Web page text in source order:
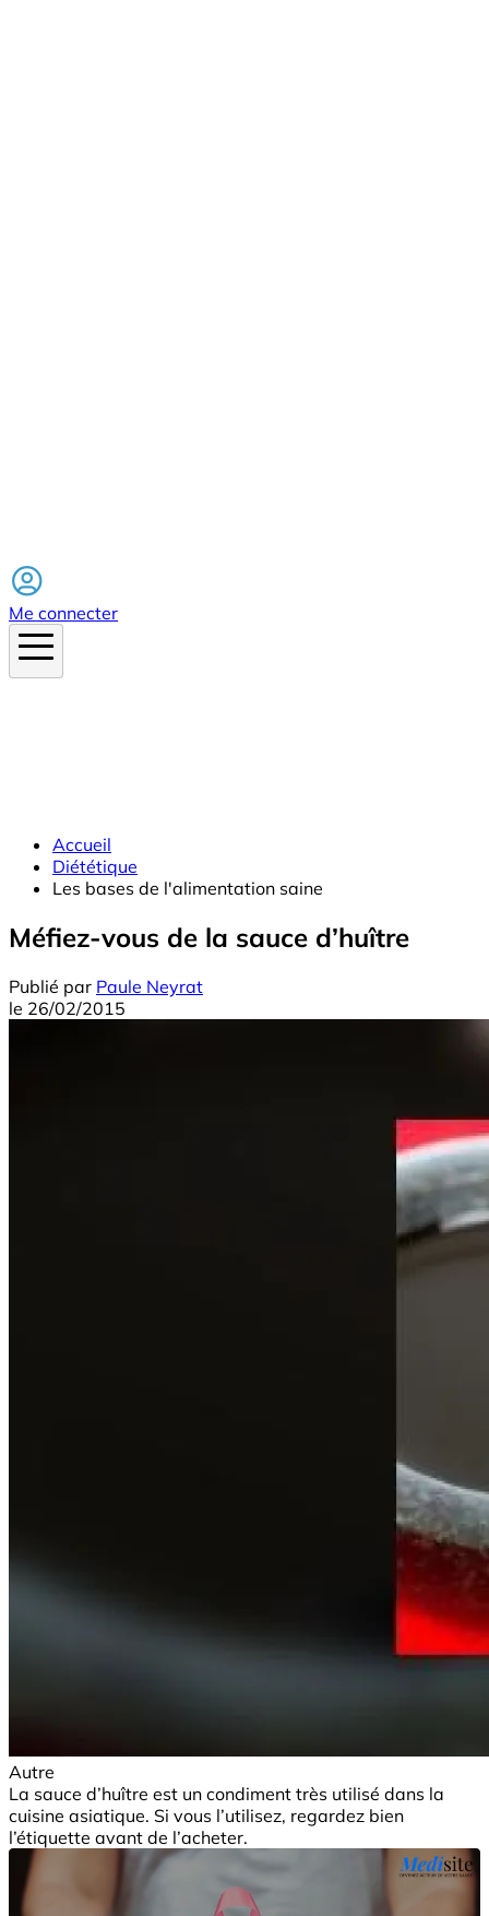
Me connecter
Accueil
Diététique
Les bases de l'alimentation saine
Méfiez-vous de la sauce d’huître
Publié par Paule Neyrat
le 26/02/2015
Autre
La sauce d’huître est un condiment très utilisé dans la
cuisine asiatique. Si vous l’utilisez, regardez bien
l’étiquette avant de l’acheter.